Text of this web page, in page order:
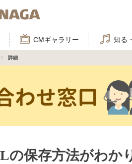
CMギャラリー 知る
詳細
わせ窓口
の保存方法がわか